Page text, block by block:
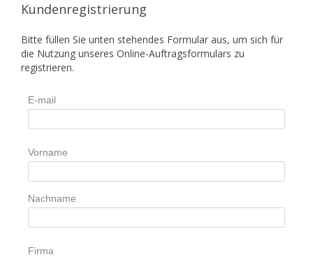
Kundenregistrierung
Bitte füllen Sie unten stehendes Formular aus, um sich für
die Nutzung unseres Online-Auftragsformulars zu
registrieren.
E-mail
Vorname
Nachname
Firma